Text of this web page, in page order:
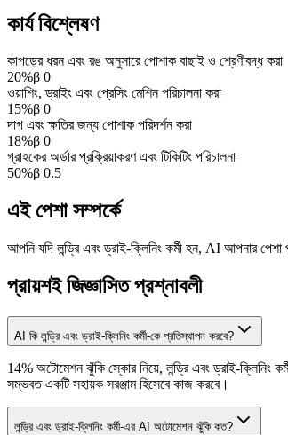
কার্য বিশ্লেষণ
কাপড়ের ধরন এবং রঙ অনুসারে পোশাক বাছাই ও শ্রেণীবদ্ধ করা
20%β 0
ওয়াশিং, ড্রাইং এবং প্রেসিং মেশিন পরিচালনা করা
15%β 0
দাগ এবং ক্ষতির জন্য পোশাক পরিদর্শন করা
18%β 0
গ্রাহকের অর্ডার প্রক্রিয়াকরণ এবং টিকিটিং পরিচালনা
50%β 0.5
এই পেশা সম্পর্কে
আপনি যদি লন্ড্রি এবং ড্রাই-ক্লিনিং কর্মী হন, AI আপনার
প্রায়শই জিজ্ঞাসিত প্রশ্নাবলী
AI কি লন্ড্রি এবং ড্রাই-ক্লিনিং কর্মী-কে প্রতিস্থাপন করবে?
14% অটোমেশন ঝুঁকি স্কোর নিয়ে, লন্ড্রি এবং ড্রাই-ক্লিনিং
সম্ভবত একটি সহায়ক সরঞ্জাম হিসেবে কাজ করবে।
লন্ড্রি এবং ড্রাই-ক্লিনিং কর্মী-এর AI অটোমেশন ঝুঁকি কত?